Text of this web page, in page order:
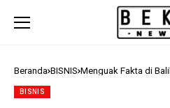
Beranda BISNIS Menguak Fakta di
BISNIS